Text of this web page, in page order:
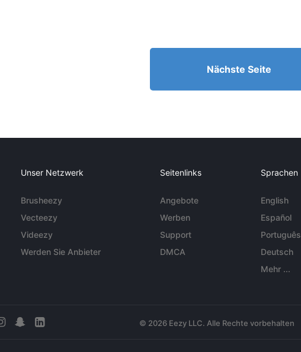
Nächste Seite
Unser Netzwerk
Brusheezy
Vecteezy
Videezy
Werden Sie Anbieter
Seitenlinks
Angebote
Werben
Support
DMCA
Sprachen
English
Español
Português
Deutsch
Mehr ...
© 2026 Eezy LLC. Alle Rechte vorbehalten